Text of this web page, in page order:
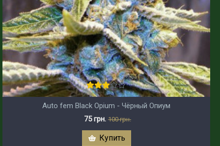
Auto fem Black Opium - Чёрный Опиум
75 грн. 100 грн.
Купить